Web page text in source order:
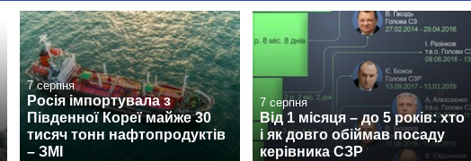
7 серпня
Росія імпортувала з
Південної Кореї майже 30
тисяч тонн нафтопродуктів
– ЗМІ
7 серпня
Від 1 місяця – до 5 років: хто
і як довго обіймав посаду
керівника СЗР